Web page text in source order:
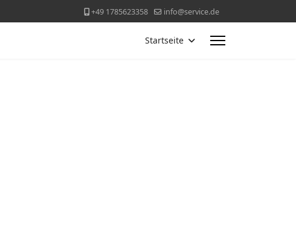
+49 1785623358 info@service.de
Startseite